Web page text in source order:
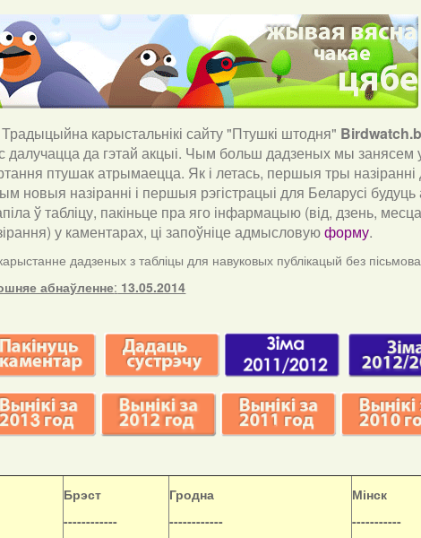
Традыцыйна карыстальнікі сайту "Птушкі штодня" Birdwatch.
далучацца да гэтай акцыі. Чым больш дадзеных мы занясем
птушак атрымаецца. Як і летась, першыя тры
новыя назіранні і першыя рэгістрацыі для Беларусі
ў табліцу, пакіньце пра яго інфармацыю (від, дзень,
у каментарах, ці запоўніце адмысловуюформу.
дадзеных з табліцы для навуковых публікацый без
абнаўленне: 13.05.2014
Брэст
------------
Гродна
------------
Мінск
-----------